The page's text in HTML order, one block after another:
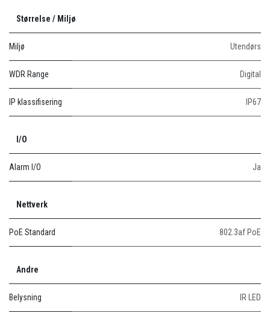
Størrelse / Miljø
Miljø Utendørs
WDR Range Digital
IP klassifisering IP67
I/O
Alarm I/O Ja
Nettverk
PoE Standard 802.3af PoE
Andre
Belysning IR LED